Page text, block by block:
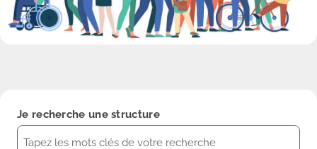
Je recherche une structure